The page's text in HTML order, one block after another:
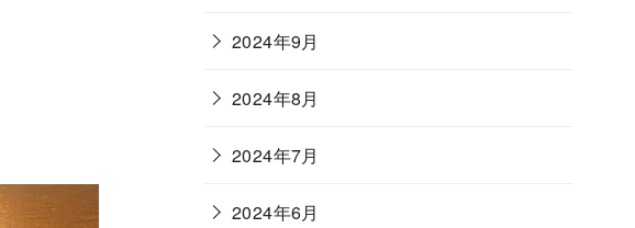
2024年9月
2024年8月
2024年7月
2024年6月